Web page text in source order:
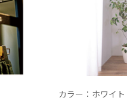
カラー：ホワイト